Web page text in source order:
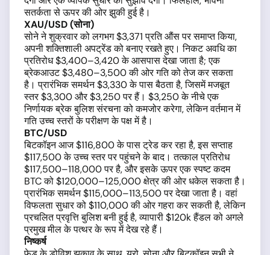
सतर्कता से ऊपर की ओर झुकी हुई है।
XAU/USD (सोना)
सोने ने शुक्रवार को लगभग $3,371 प्रति औंस पर समाप्त किया,
अपनी शक्तिशाली अपट्रेंड को बनाए रखते हुए। निकट अवधि का
प्रतिरोध $3,400–3,420 के आसपास देखा जाता है; एक
ब्रेकआउट $3,480–3,500 की ओर गति को तेज कर सकता
है। प्रारंभिक समर्थन $3,330 के पास बैठता है, जिसमें मजबूत
स्तर $3,300 और $3,250 पर हैं। $3,250 के नीचे एक
निर्णायक ब्रेक बुलिश संरचना को कमजोर करेगा, लेकिन वर्तमान में
गति उच्च स्तरों के परीक्षण के पक्ष में है।
BTC/USD
बिटकॉइन आज $116,800 के पास ट्रेड कर रहा है, इस सप्ताह
$117,500 के उच्च स्तर पर पहुंचने के बाद। तत्काल प्रतिरोध
$117,500–118,000 पर है, और इसके ऊपर एक स्पष्ट कदम
BTC को $120,000–125,000 क्षेत्र की ओर धकेल सकता है।
प्रारंभिक समर्थन $115,000–113,500 पर देखा जाता है। वहां
विफलता सुधार को $110,000 की ओर गहरा कर सकती है, लेकिन
प्रचलित प्रवृत्ति बुलिश बनी हुई है, व्यापारी $120k हैंडल को अगले
प्रमुख मील के पत्थर के रूप में देख रहे हैं।
निष्कर्ष